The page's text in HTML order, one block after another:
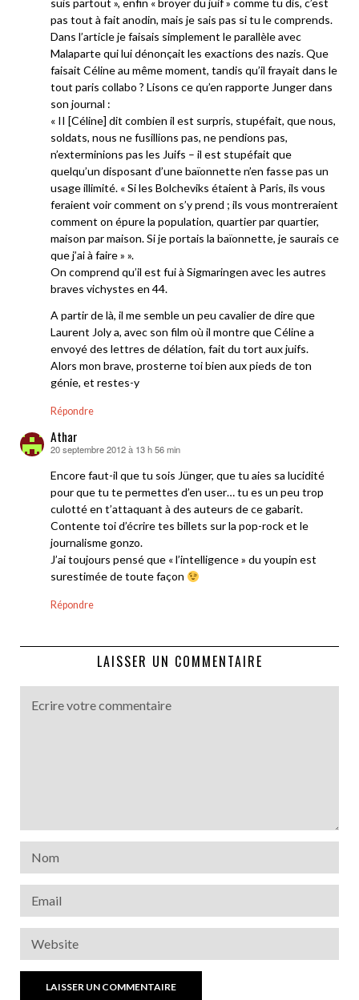
pas tout à fait anodin, mais je sais pas si tu le comprends.
Dans l’article je faisais simplement le parallèle avec
Malaparte qui lui dénonçait les exactions des nazis. Que
faisait Céline au même moment, tandis qu’il frayait dans le
tout paris collabo ? Lisons ce qu’en rapporte Junger dans
son journal :
« II [Céline] dit combien il est surpris, stupéfait, que nous,
soldats, nous ne fusillions pas, ne pendions pas,
n’exterminions pas les Juifs – il est stupéfait que
quelqu’un disposant d’une baïonnette n’en fasse pas un
usage illimité. « Si les Bolcheviks étaient à Paris, ils vous
feraient voir comment on s’y prend ; ils vous montreraient
comment on épure la population, quartier par quartier,
maison par maison. Si je portais la baïonnette, je saurais ce
que j’ai à faire » ».
On comprend qu’il est fui à Sigmaringen avec les autres
braves vichystes en 44.
A partir de là, il me semble un peu cavalier de dire que
Laurent Joly a, avec son film où il montre que Céline a
envoyé des lettres de délation, fait du tort aux juifs.
Alors mon brave, prosterne toi bien aux pieds de ton
génie, et restes-y
Répondre
Athar
dit :
20 septembre 2012 à 13 h 56 min
Encore faut-il que tu sois Jünger, que tu aies sa lucidité
pour que tu te permettes d’en user… tu es un peu trop
culotté en t’attaquant à des auteurs de ce gabarit.
Contente toi d’écrire tes billets sur la pop-rock et le
journalisme gonzo.
J’ai toujours pensé que « l’intelligence » du youpin est
surestimée de toute façon
Répondre
LAISSER UN COMMENTAIRE